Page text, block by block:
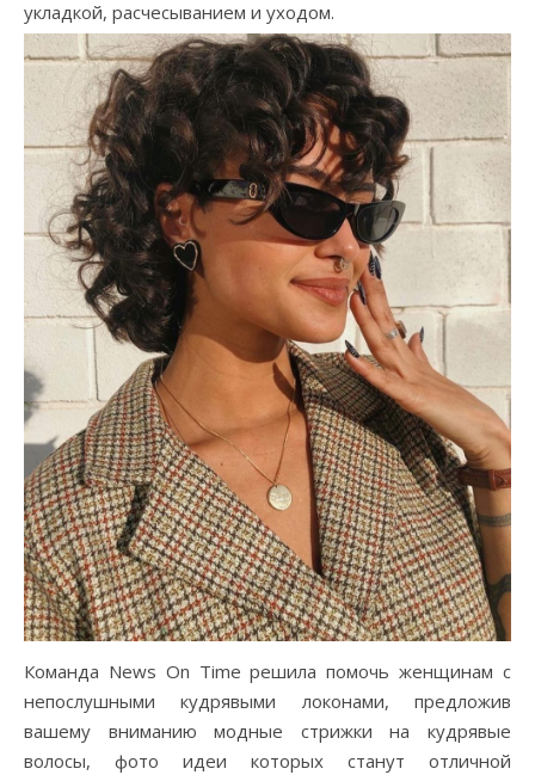
укладкой, расчесыванием и уходом.
Команда News On Time решила помочь женщинам с
непослушными кудрявыми локонами, предложив
вашему вниманию модные стрижки на кудрявые
волосы, фото идеи которых станут отличной